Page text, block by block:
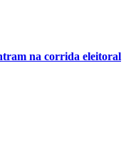
na corrida eleitoral